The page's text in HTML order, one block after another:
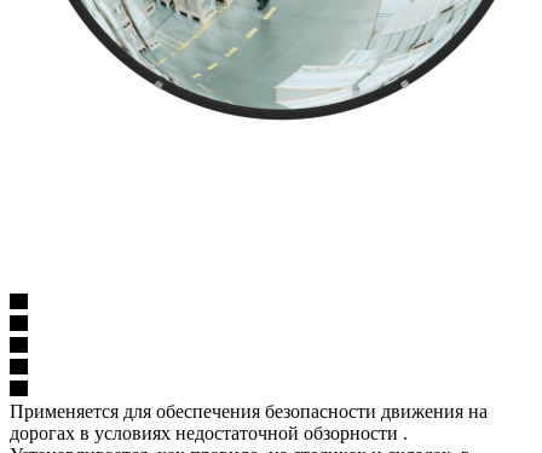
Применяется для обеспечения безопасности движения на
дорогах в условиях недостаточной обзорности .